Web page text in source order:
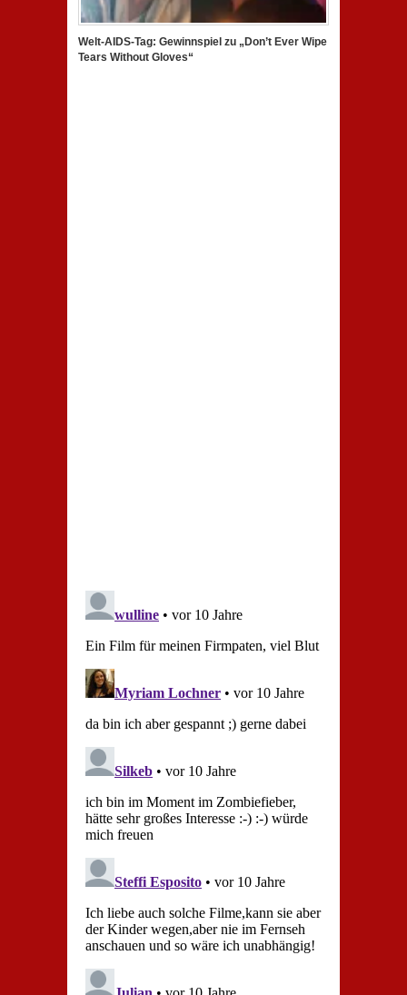
Welt-AIDS-Tag: Gewinnspiel zu „Don’t Ever Wipe
Tears Without Gloves“